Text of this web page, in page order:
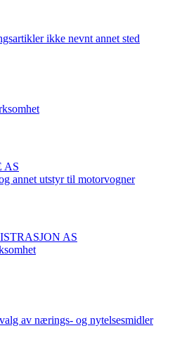
ikke nevnt annet sted
AS
annet utstyr til motorvogner
AS
av nærings- og nytelsesmidler